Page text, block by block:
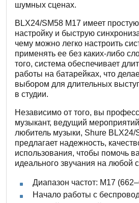
шумных сценах.
BLX24/SM58 M17 имеет
настройку и быструю
чему можно легко настроить
применять ее без каких-либо
того, система обеспечивает
работы на батарейках, что
выбором для длительных
в студии.
Независимо от того, вы
музыкант, ведущий
любитель музыки, Shure BLX24/
предлагает надежность,
использования, чтобы помочь
идеального звучания на любой
Диапазон частот: M17
Начало работы с